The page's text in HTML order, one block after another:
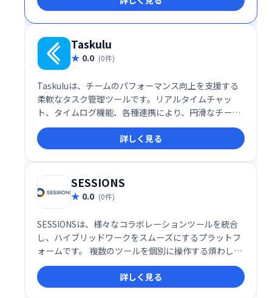
現します。
Taskulu
0.0 (0件)
Taskuluは、チームのパフォーマンス向上を支援する
柔軟なタスク管理ツールです。リアルタイムチャッ
ト、タイムログ機能、各種連携により、円滑なチーム
ワークと生産性向上を実現します。タスク管理を効率
化し、成果最大化を目指せる、頼れるビジネスパート
ナーです。
詳しく見る
SESSIONS
0.0 (0件)
SESSIONSは、様々なコラボレーションツールを統合
し、ハイブリッドワークをスムーズにするプラットフ
ォームです。 複数のツールを個別に操作する煩わしさ
を解消し、1つの場所で全てのコミュニケーションを
管理できます。 効率的な情報共有と円滑なチームワー
クを実現し、生産性の向上に貢献します。
詳しく見る